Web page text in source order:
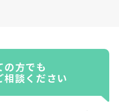
の方でも
相談ください